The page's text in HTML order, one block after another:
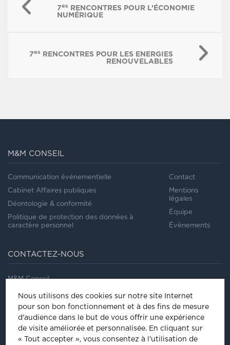
7es
RENCONTRES POUR L’ÉCONOMIE
NUMÉRIQUE
7es
RENCONTRES POUR LES ENERGIES
RENOUVELABLES
M&M CONSEIL
Communication événementielle
Cabinet Affaires publiques
Déontologie & conformité
Politique de protection des données à
caractère personnel
Contact
Mentions
légales
Équipe
Évènements
CONTACTEZ-NOUS
M&M Conseil
75007 Paris
:01 44 18 64 60
ÊTRE INVITÉ À NOS ÉVÈNEMENTS
Nous utilisons des cookies sur notre site Internet
pour son bon fonctionnement et à des fins de mesure
d'audience dans le but de vous offrir une expérience
de visite améliorée et personnalisée. En cliquant sur
« Tout accepter », vous consentez à l'utilisation de